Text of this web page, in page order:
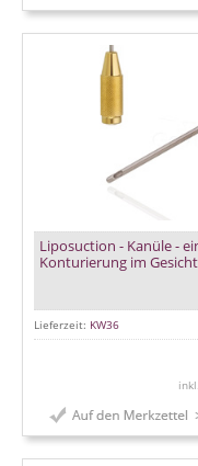
Liposuction - Kanüle -
Konturierung im
Lieferzeit: KW36